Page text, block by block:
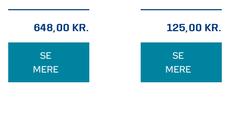
648,00 KR.
SE
MERE
125,00 KR.
SE
MERE